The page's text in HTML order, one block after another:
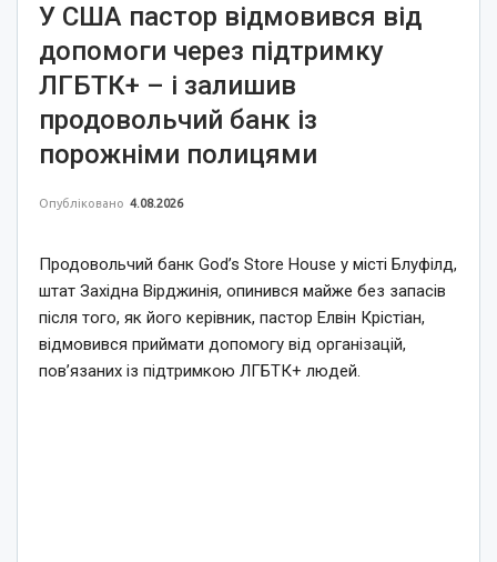
У США пастор відмовився від
допомоги через підтримку
ЛГБТК+ – і залишив
продовольчий банк із
порожніми полицями
Опубліковано 4.08.2026
Продовольчий банк God’s Store House у місті Блуфілд,
штат Західна Вірджинія, опинився майже без запасів
після того, як його керівник, пастор Елвін Крістіан,
відмовився приймати допомогу від організацій,
пов’язаних із підтримкою ЛГБТК+ людей.